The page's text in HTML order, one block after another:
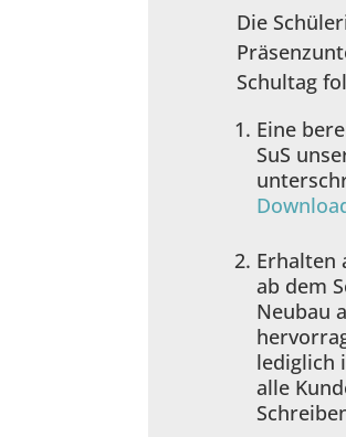
Die
Schultag
Eine
SuS
Erhalten
ab dem
Neubau
lediglich
alle